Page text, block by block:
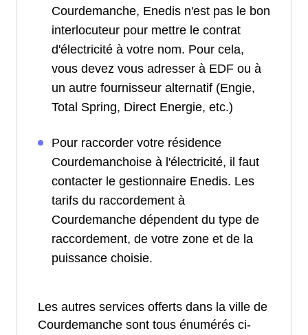
Courdemanche, Enedis n'est pas le bon
interlocuteur pour mettre le contrat
d'électricité à votre nom. Pour cela,
vous devez vous adresser à EDF ou à
un autre fournisseur alternatif (Engie,
Total Spring, Direct Energie, etc.)
Pour raccorder votre résidence
Courdemanchoise à l'électricité, il faut
contacter le gestionnaire Enedis. Les
tarifs du raccordement à
Courdemanche dépendent du type de
raccordement, de votre zone et de la
puissance choisie.
Les autres services offerts dans la ville de
Courdemanche sont tous énumérés ci-